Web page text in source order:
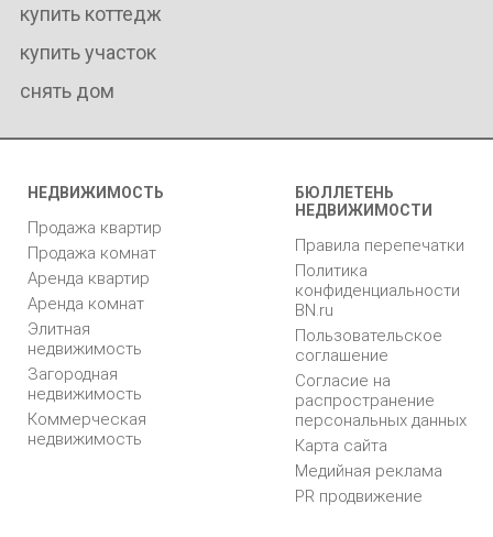
купить коттедж
купить участок
снять дом
НЕДВИЖИМОСТЬ
Продажа квартир
Продажа комнат
Аренда квартир
Аренда комнат
Элитная
недвижимость
Загородная
недвижимость
Коммерческая
недвижимость
БЮЛЛЕТЕНЬ
НЕДВИЖИМОСТИ
Правила перепечатки
Политика
конфиденциальности
BN.ru
Пользовательское
соглашение
Согласие на
распространение
персональных данных
Карта сайта
Медийная реклама
PR продвижение